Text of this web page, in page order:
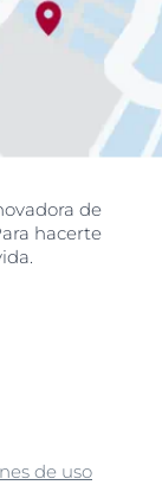
de
hacerte
de uso